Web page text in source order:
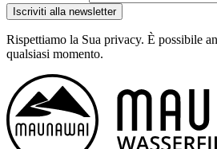
Iscriviti alla newsletter
Rispettiamo la Sua privacy. È possibile
qualsiasi momento.